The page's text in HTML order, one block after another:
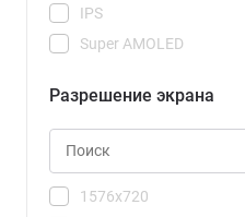
Spark Go 2
Spark Go 3
IPS
Super AMOLED
Разрешение экрана
1576x720